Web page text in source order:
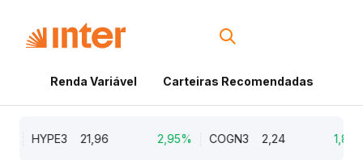
Renda Variável Carteiras Recomendadas
HYPE3 21,96 2,95% COGN3 2,24 1,82%